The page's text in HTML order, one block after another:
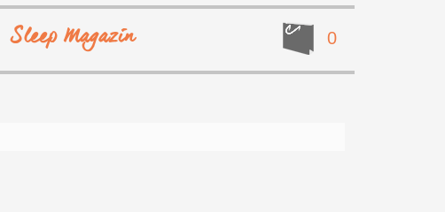
0
Sleep Magazin